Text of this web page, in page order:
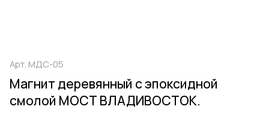
Арт. МДС-05
Магнит деревянный с эпоксидной
смолой МОСТ ВЛАДИВОСТОК.